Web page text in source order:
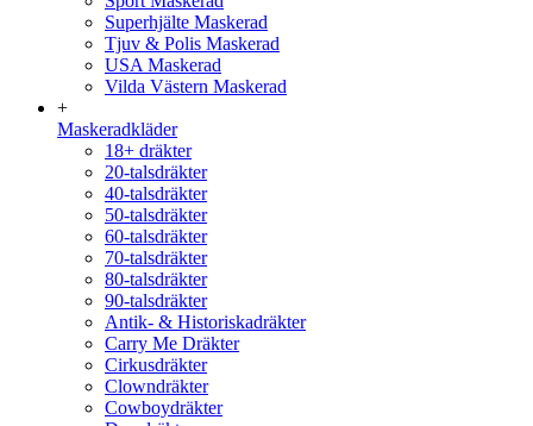
Superhjälte Maskerad
Tjuv & Polis Maskerad
USA Maskerad
Vilda Västern Maskerad
+
Maskeradkläder
18+ dräkter
20-talsdräkter
40-talsdräkter
50-talsdräkter
60-talsdräkter
70-talsdräkter
80-talsdräkter
90-talsdräkter
Antik- & Historiskadräkter
Carry Me Dräkter
Cirkusdräkter
Clowndräkter
Cowboydräkter